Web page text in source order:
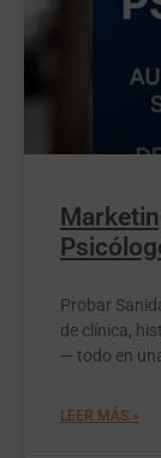
Probar
de clínica,
— todo en
LEER MÁS »